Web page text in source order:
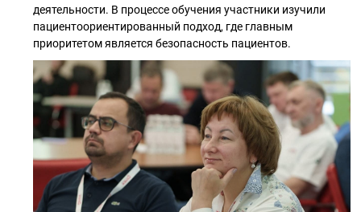
деятельности. В процессе обучения участники изучили
пациентоориентированный подход, где главным
приоритетом является безопасность пациентов.⁣⁣⠀